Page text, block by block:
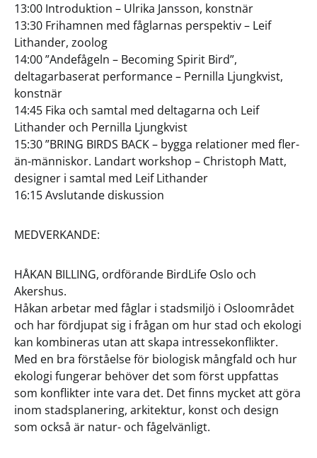
13:00 Introduktion – Ulrika Jansson, konstnär
13:30 Frihamnen med fåglarnas perspektiv – Leif
Lithander, zoolog
14:00 ”Andefågeln – Becoming Spirit Bird”,
deltagarbaserat performance – Pernilla Ljungkvist,
konstnär
14:45 Fika och samtal med deltagarna och Leif
Lithander och Pernilla Ljungkvist
15:30 ”BRING BIRDS BACK – bygga relationer med fler-
än-människor. Landart workshop – Christoph Matt,
designer i samtal med Leif Lithander
16:15 Avslutande diskussion
MEDVERKANDE:
HÅKAN BILLING, ordförande BirdLife Oslo och
Akershus.
Håkan arbetar med fåglar i stadsmiljö i Osloområdet
och har fördjupat sig i frågan om hur stad och ekologi
kan kombineras utan att skapa intressekonflikter.
Med en bra förståelse för biologisk mångfald och hur
ekologi fungerar behöver det som först uppfattas
som konflikter inte vara det. Det finns mycket att göra
inom stadsplanering, arkitektur, konst och design
som också är natur- och fågelvänligt.